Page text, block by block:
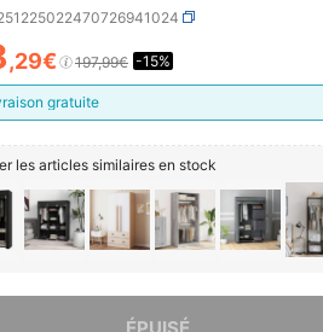
AND
,29€ 197,99€ -15%
gratuite
les articles similaires en stock
ÉPUISÉ
ce produit est épuisé.